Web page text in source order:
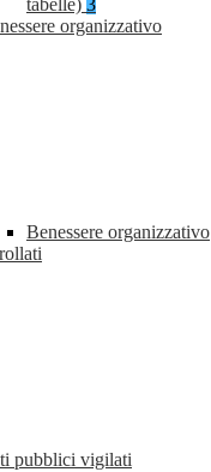
tabelle) 3
organizzativo
Benessere organizzativo
pubblici vigilati